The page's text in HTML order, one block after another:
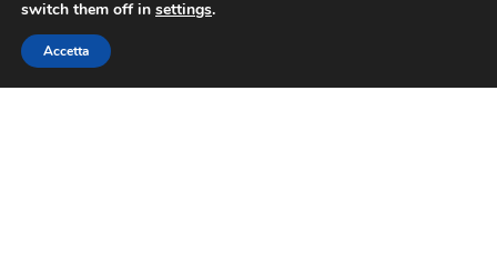
fiba@confesercenti.it
switch them off in settings.
Accetta